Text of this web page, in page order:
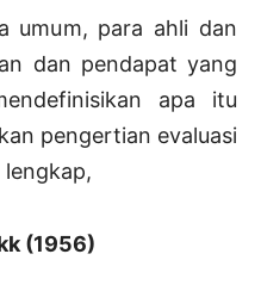
umum, para ahli dan
dan pendapat yang
apa itu
pengertian evaluasi
lengkap,
(1956)